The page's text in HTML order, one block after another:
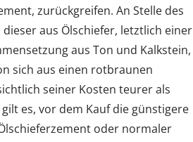
zurückgreifen. An Stelle des
aus Ölschiefer, letztlich einer
aus Ton und Kalkstein,
sich aus einen rotbraunen
seiner Kosten teurer als
es, vor dem Kauf die günstigere
oder normaler